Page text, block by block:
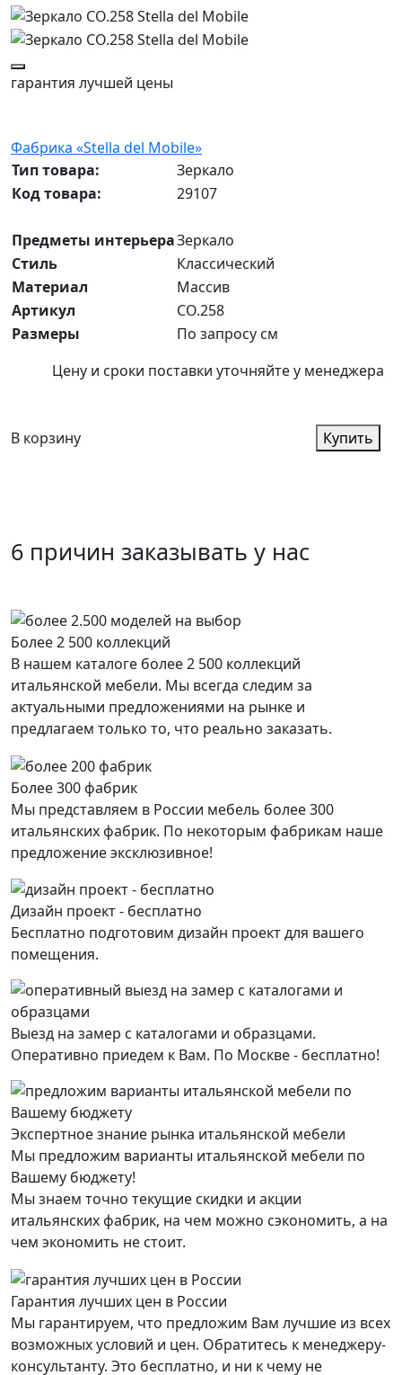
гарантия лучшей цены
Фабрика «Stella del Mobile»
Тип товара:
Зеркало
Код товара:
29107
Предметы интерьераЗеркало
Стиль
Классический
Материал
Массив
Артикул
CO.258
Размеры
По запросу см
Цену и сроки поставки уточняйте у менеджера
В корзину Купить
6 причин заказывать у нас
Более 2 500 коллекций
В нашем каталоге более 2 500 коллекций
итальянской мебели. Мы всегда следим за
актуальными предложениями на рынке и
предлагаем только то, что реально заказать.
Более 300 фабрик
Мы представляем в России мебель более 300
итальянских фабрик. По некоторым фабрикам наше
предложение эксклюзивное!
Дизайн проект - бесплатно
Бесплатно подготовим дизайн проект для вашего
помещения.
Выезд на замер с каталогами и образцами.
Оперативно приедем к Вам. По Москве - бесплатно!
Экспертное знание рынка итальянской мебели
Мы предложим варианты итальянской мебели по
Вашему бюджету!
Мы знаем точно текущие скидки и акции
итальянских фабрик, на чем можно сэкономить, а на
чем экономить не стоит.
Гарантия лучших цен в России
Мы гарантируем, что предложим Вам лучшие из всех
возможных условий и цен. Обратитесь к менеджеру-
консультанту. Это бесплатно, и ни к чему не